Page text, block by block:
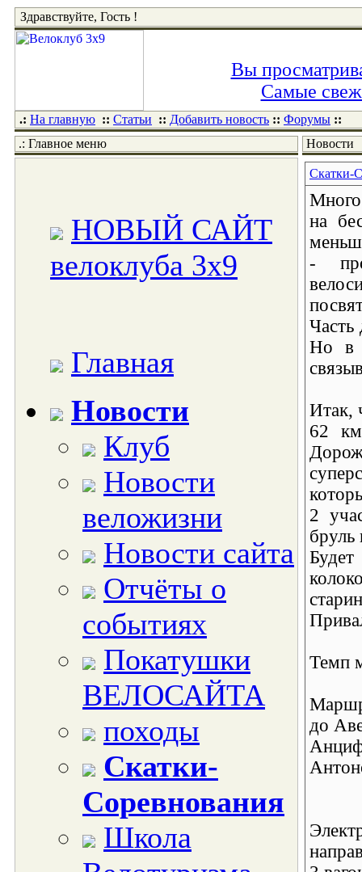
Здравствуйте, Гость !
Вы
Самые
.: На главную :: Статьи :: Добавить новость :: Форумы ::
.: Главное меню
НОВЫЙ САЙТ
велоклуба 3x9
Главная
Новости
Клуб
Новости
веложизни
Новости сайта
Отчёты о
событиях
Покатушки
ВЕЛОСАЙТА
походы
Скатки-
Соревнования
Школа
Новости
Скатки-
Много
на
-
Часть
Но в
Итак,
62
2
бруль
Темп
до